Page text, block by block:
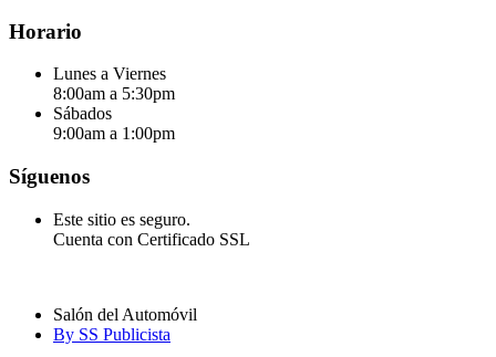
Horario
Lunes a Viernes
8:00am a 5:30pm
Sábados
9:00am a 1:00pm
Síguenos
Este sitio es seguro.
Cuenta con Certificado SSL
Salón del Automóvil
By SS Publicista